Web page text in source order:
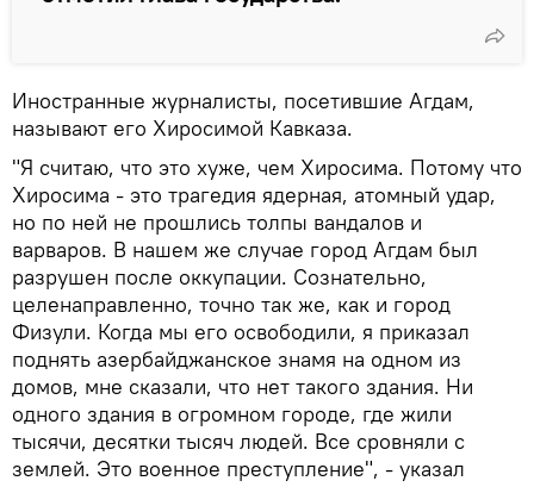
Иностранные журналисты, посетившие Агдам,
называют его Хиросимой Кавказа.
"Я считаю, что это хуже, чем Хиросима. Потому что
Хиросима - это трагедия ядерная, атомный удар,
но по ней не прошлись толпы вандалов и
варваров. В нашем же случае город Агдам был
разрушен после оккупации. Сознательно,
целенаправленно, точно так же, как и город
Физули. Когда мы его освободили, я приказал
поднять азербайджанское знамя на одном из
домов, мне сказали, что нет такого здания. Ни
одного здания в огромном городе, где жили
тысячи, десятки тысяч людей. Все сровняли с
землей. Это военное преступление", - указал